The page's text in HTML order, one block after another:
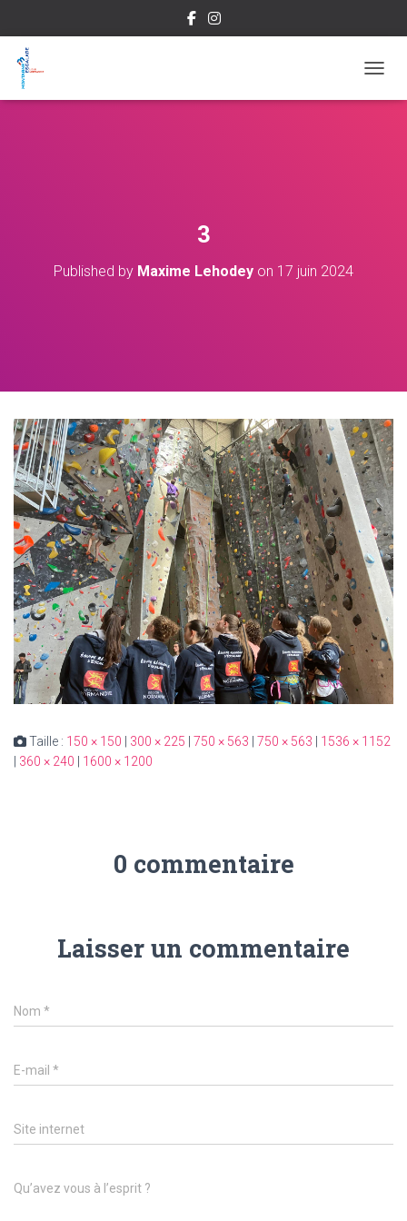
3
Published by Maxime Lehodey on 17 juin 2024
Taille : 150 × 150 | 300 × 225 | 750 × 563 | 750 × 563 | 1536 × 1152
| 360 × 240 | 1600 × 1200
0 commentaire
Laisser un commentaire
Nom *
E-mail *
Site internet
Qu’avez vous à l’esprit ?